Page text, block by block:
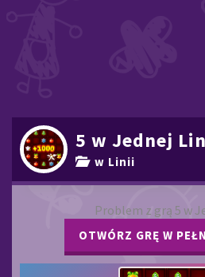
5 w Jednej
w Linii
Problem z grą 5 w
OTWÓRZ GRĘ W